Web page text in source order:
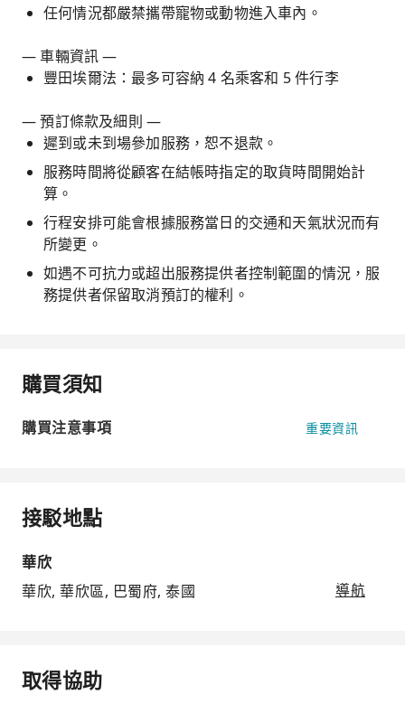
任何情況都嚴禁攜帶寵物或動物進入車內。
— 車輛資訊 —
豐田埃爾法：最多可容納 4 名乘客和 5 件行李
— 預訂條款及細則 —
遲到或未到場參加服務，恕不退款。
服務時間將從顧客在結帳時指定的取貨時間開始計
算。
行程安排可能會根據服務當日的交通和天氣狀況而有
所變更。
如遇不可抗力或超出服務提供者控制範圍的情況，服
務提供者保留取消預訂的權利。
購買須知
購買注意事項 重要資訊
接駁地點
華欣
華欣, 華欣區, 巴蜀府, 泰國
導航
取得協助